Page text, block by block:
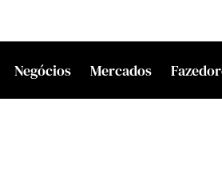
Negócios Mercados